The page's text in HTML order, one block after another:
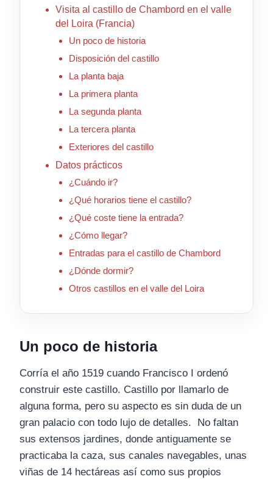
Visita al castillo de Chambord en el valle
del Loira (Francia)
Un poco de historia
Disposición del castillo
La planta baja
La primera planta
La segunda planta
La tercera planta
Exteriores del castillo
Datos prácticos
¿Cuándo ir?
¿Qué horarios tiene el castillo?
¿Qué coste tiene la entrada?
¿Cómo llegar?
Entradas para el castillo de Chambord
¿Dónde dormir?
Otros castillos en el valle del Loira
Un poco de historia
Corría el año 1519 cuando Francisco I ordenó
construir este castillo. Castillo por llamarlo de
alguna forma, pero su aspecto es sin duda de un
gran palacio con todo lujo de detalles. No faltan
sus extensos jardines, donde antiguamente se
practicaba la caza, sus canales navegables, unas
viñas de 14 hectáreas así como sus propios